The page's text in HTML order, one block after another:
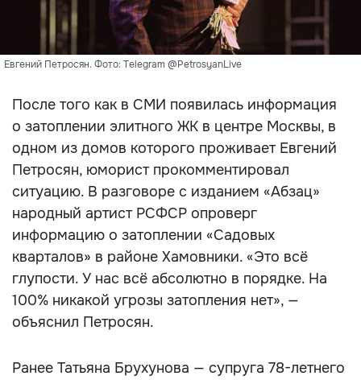
Евгений Петросян. Фото: Telegram @PetrosyanLive
После того как в СМИ появилась информация
о затоплении элитного ЖК в центре Москвы, в
одном из домов которого проживает Евгений
Петросян, юморист прокомментировал
ситуацию. В разговоре с изданием «Абзац»
народный артист РСФСР опроверг
информацию о затоплении «Садовых
кварталов» в районе Хамовники. «Это всё
глупости. У нас всё абсолютно в порядке. На
100% никакой угрозы затопления нет», —
объяснил Петросян.
Ранее Татьяна Брухунова — супруга 78-летнего